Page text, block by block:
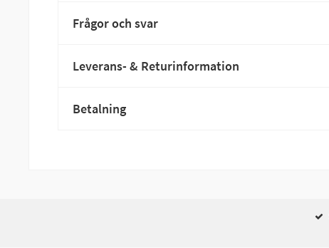
Frågor och svar
Leverans- & Returinformation
Betalning